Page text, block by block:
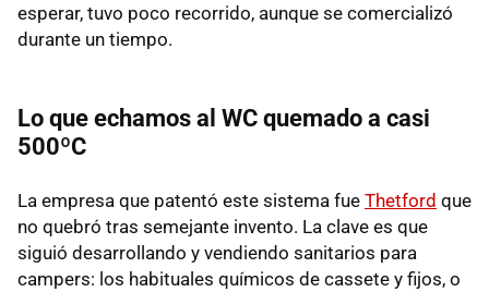
esperar, tuvo poco recorrido, aunque se comercializó
durante un tiempo.
Lo que echamos al WC quemado a casi
500ºC
La empresa que patentó este sistema fue Thetford que
no quebró tras semejante invento. La clave es que
siguió desarrollando y vendiendo sanitarios para
campers: los habituales químicos de cassete y fijos, o